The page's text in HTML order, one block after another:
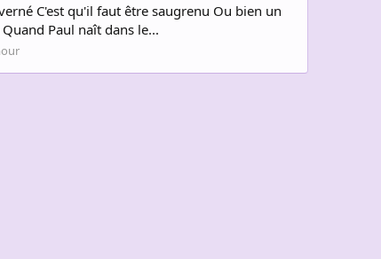
C'est qu'il faut être saugrenu Ou bien un
Paul naît dans le...